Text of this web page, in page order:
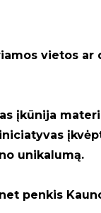
vietos
įkūnija
unikalumą.
penkis